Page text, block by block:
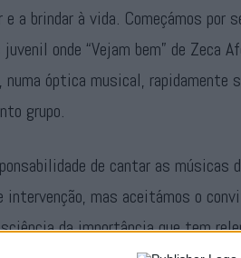
a brindar à vida. Começámos por
onde “Vejam bem” de Zeca
óptica musical, rapidamente
grupo.
de cantar as músicas
intervenção, mas aceitámos o
da importância que tem